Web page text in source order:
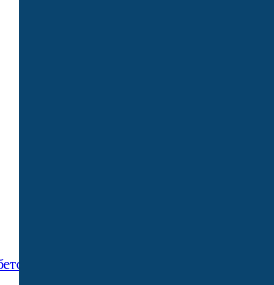
продукции завода BRAER!